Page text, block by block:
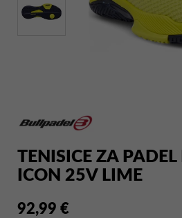
TENISICE ZA
ICON 25V LIME
92,99 €